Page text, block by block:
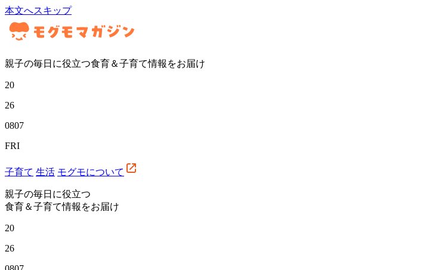
本文へスキップ
親子の毎日に役立つ食育＆子育て情報をお届け
20
26
0807
FRI
子育て 生活 モグモについて
親子の毎日に役立つ
食育＆子育て情報をお届け
20
26